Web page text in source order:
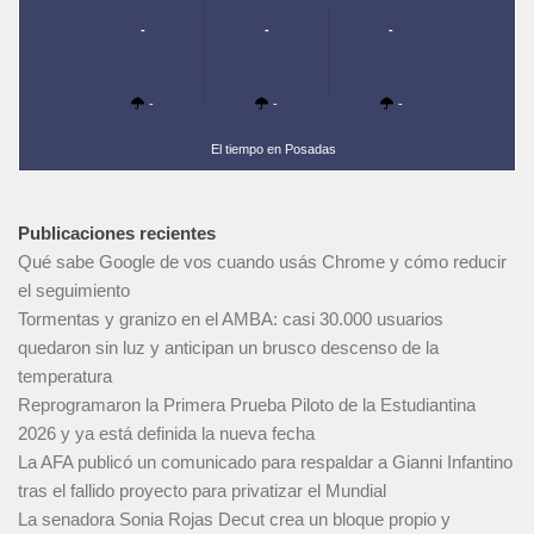
-
-
-
-
-
-
El tiempo en Posadas
Publicaciones recientes
Qué sabe Google de vos cuando usás Chrome y cómo reducir
el seguimiento
Tormentas y granizo en el AMBA: casi 30.000 usuarios
quedaron sin luz y anticipan un brusco descenso de la
temperatura
Reprogramaron la Primera Prueba Piloto de la Estudiantina
2026 y ya está definida la nueva fecha
La AFA publicó un comunicado para respaldar a Gianni Infantino
tras el fallido proyecto para privatizar el Mundial
La senadora Sonia Rojas Decut crea un bloque propio y